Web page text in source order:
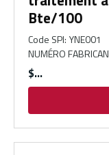
Bte/100
Code SPI: YNE001
NUMÉRO
$